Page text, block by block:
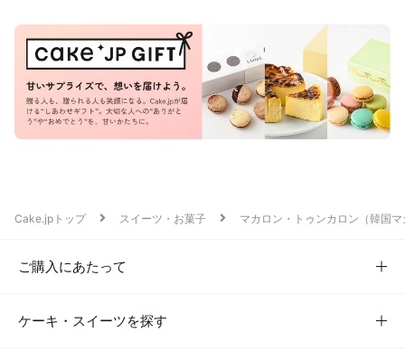
Cake.jpトップ スイーツ・お菓子 マカロン・トゥンカロン（韓国
ご購入にあたって
ケーキ・スイーツを探す